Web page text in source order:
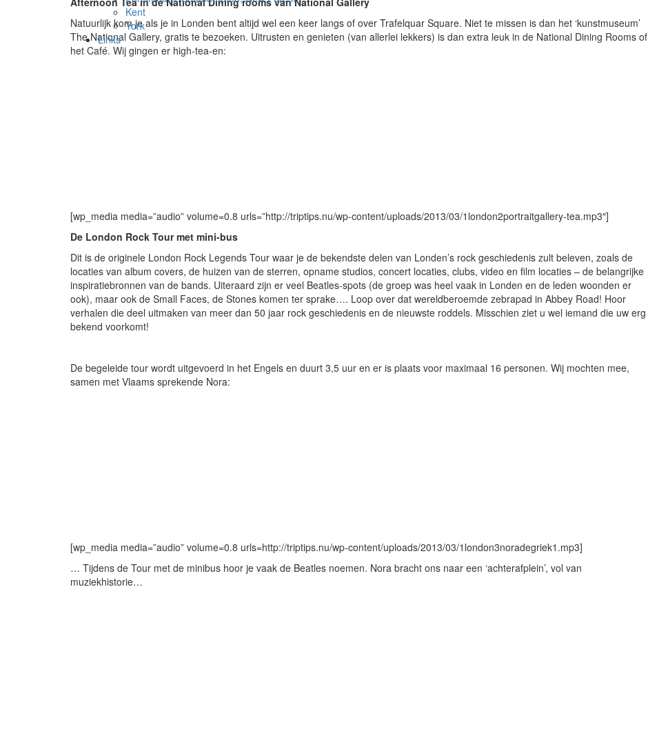
Kent
York
Links
Natuurlijk kom je als je in Londen bent altijd wel een keer langs of over Trafelquar Square. Niet te missen is dan het ‘kunstmuseum’
The National Gallery, gratis te bezoeken. Uitrusten en genieten (van allerlei lekkers) is dan extra leuk in de National Dining Rooms of
het Café. Wij gingen er high-tea-en:
[wp_media media=”audio” volume=0.8 urls=”http://triptips.nu/wp-content/uploads/2013/03/1london2portraitgallery-tea.mp3″]
De London Rock Tour met mini-bus
Dit is de originele London Rock Legends Tour waar je de bekendste delen van Londen’s rock geschiedenis zult beleven, zoals de
locaties van album covers, de huizen van de sterren, opname studios, concert locaties, clubs, video en film locaties – de belangrijke
inspiratiebronnen van de bands. Uiteraard zijn er veel Beatles-spots (de groep was heel vaak in Londen en de leden woonden er
ook), maar ook de Small Faces, de Stones komen ter sprake…. Loop over dat wereldberoemde zebrapad in Abbey Road! Hoor
verhalen die deel uitmaken van meer dan 50 jaar rock geschiedenis en de nieuwste roddels. Misschien ziet u wel iemand die uw erg
bekend voorkomt!
De begeleide tour wordt uitgevoerd in het Engels en duurt 3,5 uur en er is plaats voor maximaal 16 personen. Wij mochten mee,
samen met Vlaams sprekende Nora:
[wp_media media=”audio” volume=0.8 urls=http://triptips.nu/wp-content/uploads/2013/03/1london3noradegriek1.mp3]
… Tijdens de Tour met de minibus hoor je vaak de Beatles noemen. Nora bracht ons naar een ‘achterafplein’, vol van
muziekhistorie…